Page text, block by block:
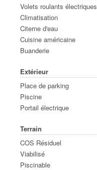
Volets roulants électriques
Climatisation
Citerne d'eau
Cuisine américaine
Buanderie
Extérieur
Place de parking
Piscine
Portail électrique
Terrain
COS Résiduel
Viabilisé
Piscinable